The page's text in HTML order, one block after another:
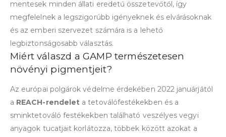
mentesek minden állati eredetű összetevőtől, így
megfelelnek a legszigorúbb igényeknek és elvárásoknak
és az emberi szervezet számára is a lehető
legbiztonságosabb választás.
Miért válaszd a GAMP természetesen
növényi pigmentjeit?
Az európai polgárok védelme érdekében 2022 januárjától
a REACH-rendelet a tetoválófestékekben és a
sminktetováló festékekben található veszélyes vegyi
anyagok tucatjait korlátozza, többek között azokat a